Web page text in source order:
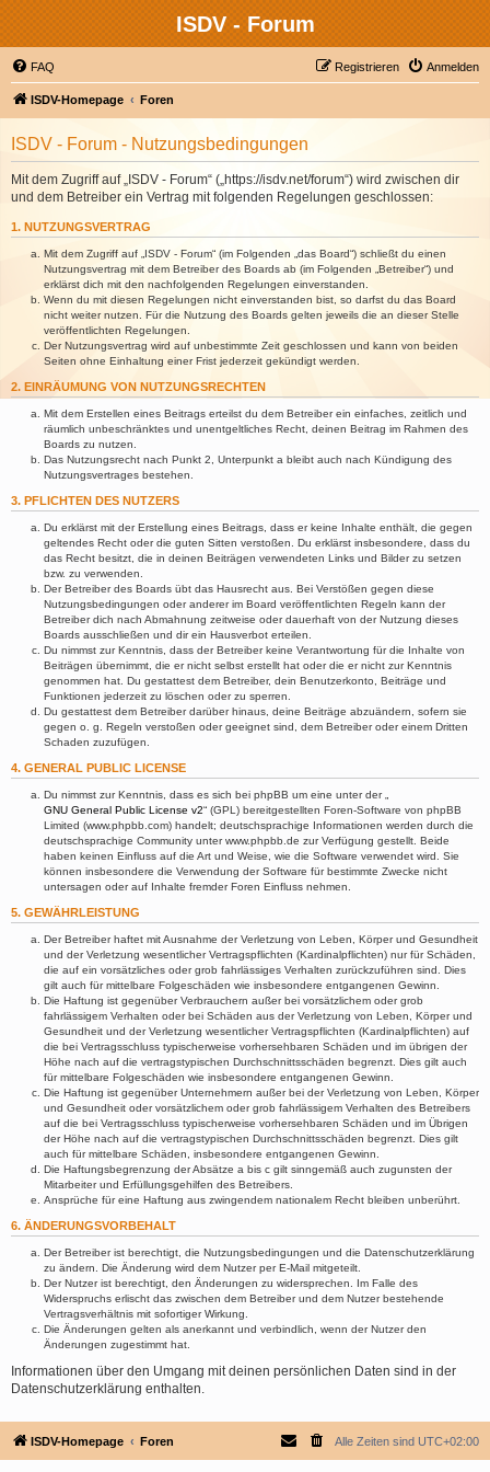
ISDV - Forum
FAQ Anmelden
Registrieren
ISDV-Homepage Foren
ISDV - Forum - Nutzungsbedingungen
Mit dem Zugriff auf „ISDV - Forum“ („https://isdv.net/forum“) wird zwischen dir
und dem Betreiber ein Vertrag mit folgenden Regelungen geschlossen:
1. NUTZUNGSVERTRAG
Mit dem Zugriff auf „ISDV - Forum“ (im Folgenden „das Board“) schließt du einen
Nutzungsvertrag mit dem Betreiber des Boards ab (im Folgenden „Betreiber“) und
erklärst dich mit den nachfolgenden Regelungen einverstanden.
Wenn du mit diesen Regelungen nicht einverstanden bist, so darfst du das Board
nicht weiter nutzen. Für die Nutzung des Boards gelten jeweils die an dieser Stelle
veröffentlichten Regelungen.
Der Nutzungsvertrag wird auf unbestimmte Zeit geschlossen und kann von beiden
Seiten ohne Einhaltung einer Frist jederzeit gekündigt werden.
2. EINRÄUMUNG VON NUTZUNGSRECHTEN
Mit dem Erstellen eines Beitrags erteilst du dem Betreiber ein einfaches, zeitlich und
räumlich unbeschränktes und unentgeltliches Recht, deinen Beitrag im Rahmen des
Boards zu nutzen.
Das Nutzungsrecht nach Punkt 2, Unterpunkt a bleibt auch nach Kündigung des
Nutzungsvertrages bestehen.
3. PFLICHTEN DES NUTZERS
Du erklärst mit der Erstellung eines Beitrags, dass er keine Inhalte enthält, die gegen
geltendes Recht oder die guten Sitten verstoßen. Du erklärst insbesondere, dass du
das Recht besitzt, die in deinen Beiträgen verwendeten Links und Bilder zu setzen
bzw. zu verwenden.
Der Betreiber des Boards übt das Hausrecht aus. Bei Verstößen gegen diese
Nutzungsbedingungen oder anderer im Board veröffentlichten Regeln kann der
Betreiber dich nach Abmahnung zeitweise oder dauerhaft von der Nutzung dieses
Boards ausschließen und dir ein Hausverbot erteilen.
Du nimmst zur Kenntnis, dass der Betreiber keine Verantwortung für die Inhalte von
Beiträgen übernimmt, die er nicht selbst erstellt hat oder die er nicht zur Kenntnis
genommen hat. Du gestattest dem Betreiber, dein Benutzerkonto, Beiträge und
Funktionen jederzeit zu löschen oder zu sperren.
Du gestattest dem Betreiber darüber hinaus, deine Beiträge abzuändern, sofern sie
gegen o. g. Regeln verstoßen oder geeignet sind, dem Betreiber oder einem Dritten
Schaden zuzufügen.
4. GENERAL PUBLIC LICENSE
Du nimmst zur Kenntnis, dass es sich bei phpBB um eine unter der „
GNU General Public License v2“ (GPL) bereitgestellten Foren-Software von phpBB
Limited (www.phpbb.com) handelt; deutschsprachige Informationen werden durch die
deutschsprachige Community unter www.phpbb.de zur Verfügung gestellt. Beide
haben keinen Einfluss auf die Art und Weise, wie die Software verwendet wird. Sie
können insbesondere die Verwendung der Software für bestimmte Zwecke nicht
untersagen oder auf Inhalte fremder Foren Einfluss nehmen.
5. GEWÄHRLEISTUNG
Der Betreiber haftet mit Ausnahme der Verletzung von Leben, Körper und Gesundheit
und der Verletzung wesentlicher Vertragspflichten (Kardinalpflichten) nur für Schäden,
die auf ein vorsätzliches oder grob fahrlässiges Verhalten zurückzuführen sind. Dies
gilt auch für mittelbare Folgeschäden wie insbesondere entgangenen Gewinn.
Die Haftung ist gegenüber Verbrauchern außer bei vorsätzlichem oder grob
fahrlässigem Verhalten oder bei Schäden aus der Verletzung von Leben, Körper und
Gesundheit und der Verletzung wesentlicher Vertragspflichten (Kardinalpflichten) auf
die bei Vertragsschluss typischerweise vorhersehbaren Schäden und im übrigen der
Höhe nach auf die vertragstypischen Durchschnittsschäden begrenzt. Dies gilt auch
für mittelbare Folgeschäden wie insbesondere entgangenen Gewinn.
Die Haftung ist gegenüber Unternehmern außer bei der Verletzung von Leben, Körper
und Gesundheit oder vorsätzlichem oder grob fahrlässigem Verhalten des Betreibers
auf die bei Vertragsschluss typischerweise vorhersehbaren Schäden und im Übrigen
der Höhe nach auf die vertragstypischen Durchschnittsschäden begrenzt. Dies gilt
auch für mittelbare Schäden, insbesondere entgangenen Gewinn.
Die Haftungsbegrenzung der Absätze a bis c gilt sinngemäß auch zugunsten der
Mitarbeiter und Erfüllungsgehilfen des Betreibers.
Ansprüche für eine Haftung aus zwingendem nationalem Recht bleiben unberührt.
6. ÄNDERUNGSVORBEHALT
Der Betreiber ist berechtigt, die Nutzungsbedingungen und die Datenschutzerklärung
zu ändern. Die Änderung wird dem Nutzer per E-Mail mitgeteilt.
Der Nutzer ist berechtigt, den Änderungen zu widersprechen. Im Falle des
Widerspruchs erlischt das zwischen dem Betreiber und dem Nutzer bestehende
Vertragsverhältnis mit sofortiger Wirkung.
Die Änderungen gelten als anerkannt und verbindlich, wenn der Nutzer den
Änderungen zugestimmt hat.
Informationen über den Umgang mit deinen persönlichen Daten sind in der
Datenschutzerklärung enthalten.
ISDV-Homepage Foren Alle Zeiten sind UTC+02:00